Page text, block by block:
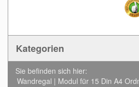
Kategorien
Sie befinden sich hier:
Wandregal | Modul für 15 Din A4